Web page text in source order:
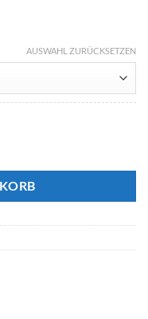
AUSWAHL ZURÜCKSETZEN